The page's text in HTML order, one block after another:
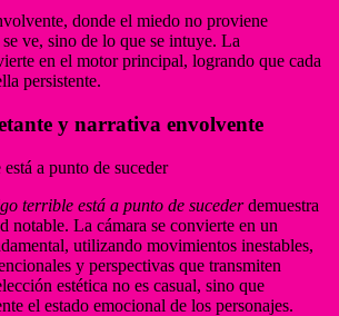
donde el miedo no proviene
ve, sino de lo que se intuye. La
en el motor principal, logrando que cada
persistente.
y narrativa envolvente
terrible está a punto de sucederdemuestra
notable. La cámara se convierte en un
utilizando movimientos inestables,
y perspectivas que transmiten
estética no es casual, sino que
el estado emocional de los personajes.